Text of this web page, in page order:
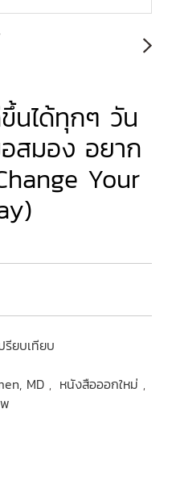
นได้ทุกๆ วัน
สมอง อยาก
Your
รียบเทียบ
MD , หนังสือออกใหม่ ,